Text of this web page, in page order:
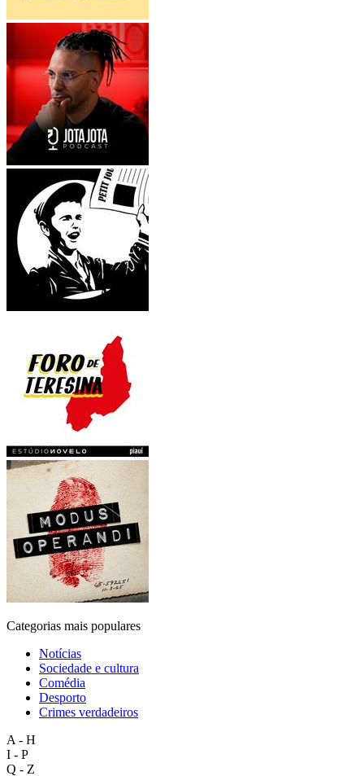
Categorias mais populares
Notícias
Sociedade e cultura
Comédia
Desporto
Crimes verdadeiros
A - H
I - P
Q - Z